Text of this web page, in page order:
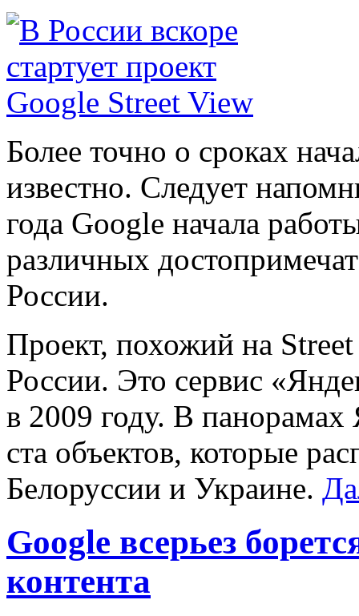
Более точно о сроках
известно. Следует
года Google начала
различных
России.
Проект, похожий на
России. Это сервис
в 2009 году. В
ста объектов, которые
Белоруссии и Украине.
Google всерьез
контента